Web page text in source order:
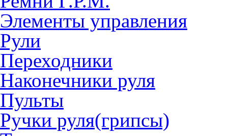
Элементы управления
Рули
Переходники
Наконечники руля
Пульты
Ручки руля(грипсы)